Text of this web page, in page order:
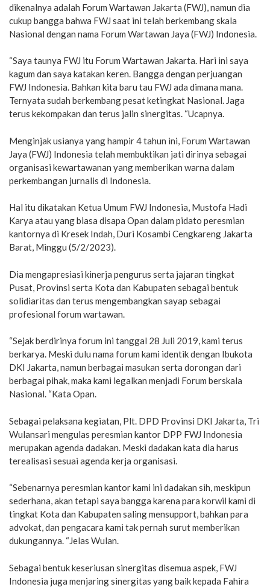
dikenalnya adalah Forum Wartawan Jakarta (FWJ), namun dia
cukup bangga bahwa FWJ saat ini telah berkembang skala
Nasional dengan nama Forum Wartawan Jaya (FWJ) Indonesia.
“Saya taunya FWJ itu Forum Wartawan Jakarta. Hari ini saya
kagum dan saya katakan keren. Bangga dengan perjuangan
FWJ Indonesia. Bahkan kita baru tau FWJ ada dimana mana.
Ternyata sudah berkembang pesat ketingkat Nasional. Jaga
terus kekompakan dan terus jalin sinergitas. “Ucapnya.
Menginjak usianya yang hampir 4 tahun ini, Forum Wartawan
Jaya (FWJ) Indonesia telah membuktikan jati dirinya sebagai
organisasi kewartawanan yang memberikan warna dalam
perkembangan jurnalis di Indonesia.
Hal itu dikatakan Ketua Umum FWJ Indonesia, Mustofa Hadi
Karya atau yang biasa disapa Opan dalam pidato peresmian
kantornya di Kresek Indah, Duri Kosambi Cengkareng Jakarta
Barat, Minggu (5/2/2023).
Dia mengapresiasi kinerja pengurus serta jajaran tingkat
Pusat, Provinsi serta Kota dan Kabupaten sebagai bentuk
solidiaritas dan terus mengembangkan sayap sebagai
profesional forum wartawan.
“Sejak berdirinya forum ini tanggal 28 Juli 2019, kami terus
berkarya. Meski dulu nama forum kami identik dengan Ibukota
DKI Jakarta, namun berbagai masukan serta dorongan dari
berbagai pihak, maka kami legalkan menjadi Forum berskala
Nasional. “Kata Opan.
Sebagai pelaksana kegiatan, Plt. DPD Provinsi DKI Jakarta, Tri
Wulansari mengulas peresmian kantor DPP FWJ Indonesia
merupakan agenda dadakan. Meski dadakan kata dia harus
terealisasi sesuai agenda kerja organisasi.
“Sebenarnya peresmian kantor kami ini dadakan sih, meskipun
sederhana, akan tetapi saya bangga karena para korwil kami di
tingkat Kota dan Kabupaten saling mensupport, bahkan para
advokat, dan pengacara kami tak pernah surut memberikan
dukungannya. “Jelas Wulan.
Sebagai bentuk keseriusan sinergitas disemua aspek, FWJ
Indonesia juga menjaring sinergitas yang baik kepada Fahira